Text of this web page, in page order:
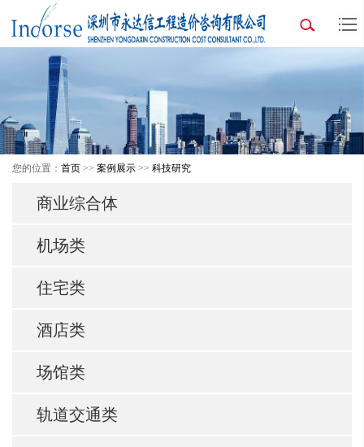
您的位置： 首页 >> 案例展示 >> 科技研究
商业综合体
机场类
住宅类
酒店类
场馆类
轨道交通类